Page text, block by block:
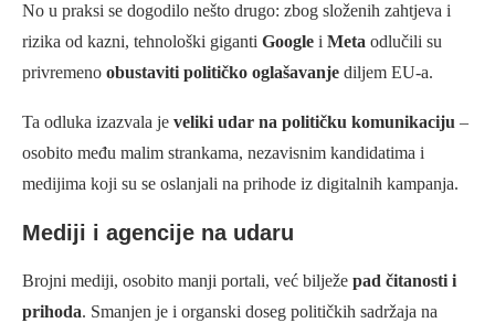
No u praksi se dogodilo nešto drugo: zbog složenih zahtjeva i
rizika od kazni, tehnološki giganti Google i Meta odlučili su
privremeno obustaviti političko oglašavanje diljem EU-a.
Ta odluka izazvala je veliki udar na političku komunikaciju –
osobito među malim strankama, nezavisnim kandidatima i
medijima koji su se oslanjali na prihode iz digitalnih kampanja.
Mediji i agencije na udaru
Brojni mediji, osobito manji portali, već bilježe pad čitanosti i
prihoda. Smanjen je i organski doseg političkih sadržaja na